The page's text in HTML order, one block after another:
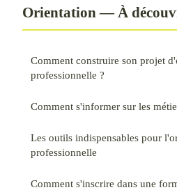
Orientation — À
Comment construire son projet
professionnelle ?
Comment s'informer sur les
Les outils indispensables pour
professionnelle
Comment s'inscrire dans une